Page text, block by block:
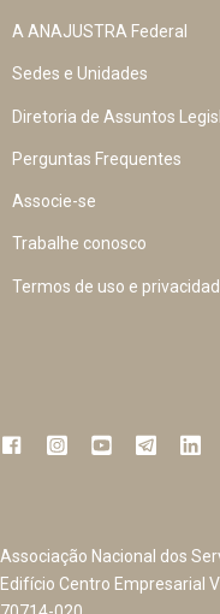
A ANAJUSTRA Federal
Sedes e Unidades
Diretoria de Assuntos
Perguntas Frequentes
Associe-se
Trabalhe conosco
Termos de uso e
Associação Nacional dos
Edifício Centro Empresarial